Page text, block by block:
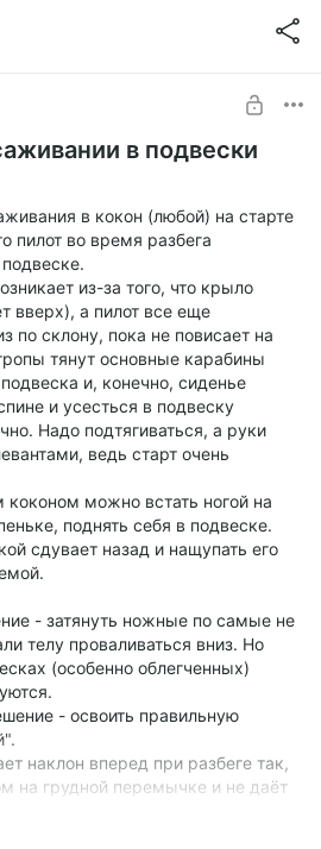
в подвески
в кокон (любой) на старте
пилот во время разбега
из-за того, что крыло
вверх), а пилот все еще
по склону, пока не повисает на
тянут основные карабины
и, конечно, сиденье
и усесться в подвеску
Надо подтягиваться, а руки
ведь старт очень
можно встать ногой на
поднять себя в подвеске.
сдувает назад и нащупать его
- затянуть ножные по самые не
телу проваливаться вниз. Но
(особенно облегченных)
- освоить правильную
наклон вперед при разбеге так,
на грудной перемычке и не даёт
когда крыло начинает